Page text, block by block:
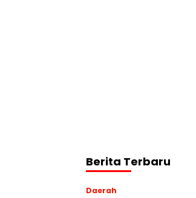
Berita Terbaru
Daerah